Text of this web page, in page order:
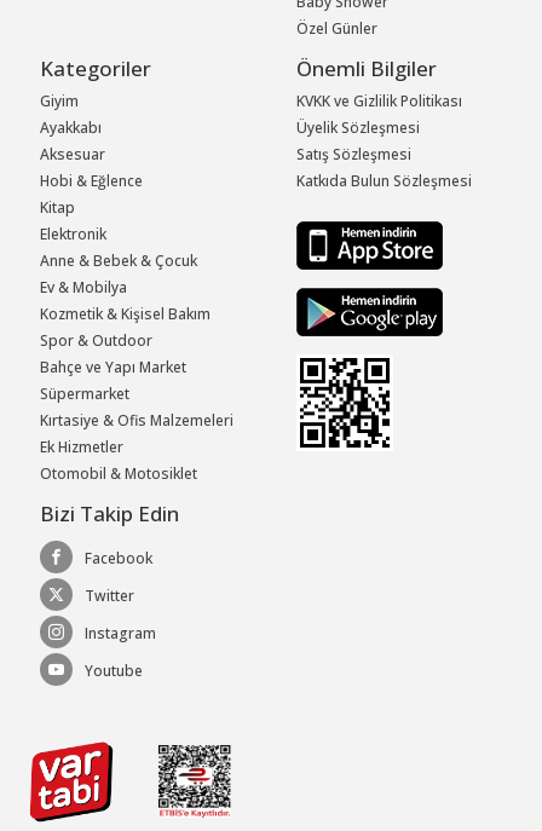
Özel Günler
Kategoriler
Giyim
Ayakkabı
Aksesuar
Hobi & Eğlence
Kitap
Elektronik
Anne & Bebek & Çocuk
Ev & Mobilya
Kozmetik & Kişisel Bakım
Spor & Outdoor
Bahçe ve Yapı Market
Süpermarket
Kırtasiye & Ofis Malzemeleri
Ek Hizmetler
Otomobil & Motosiklet
Önemli Bilgiler
KVKK ve Gizlilik Politikası
Üyelik Sözleşmesi
Satış Sözleşmesi
Katkıda Bulun Sözleşmesi
Bizi Takip Edin
Facebook
Twitter
Instagram
Youtube